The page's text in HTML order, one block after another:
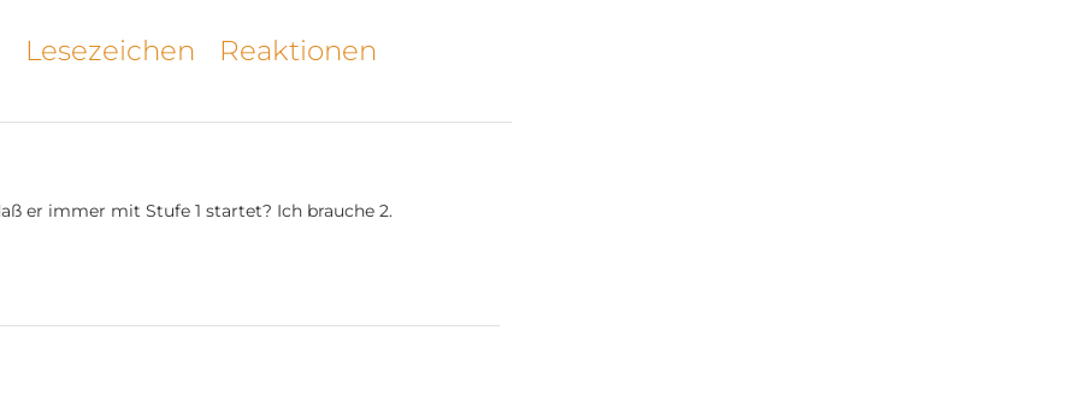
Lesezeichen
Reaktionen
er immer mit Stufe 1 startet? Ich brauche 2.